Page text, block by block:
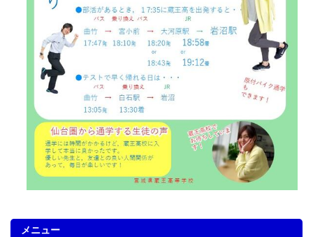
メニュー